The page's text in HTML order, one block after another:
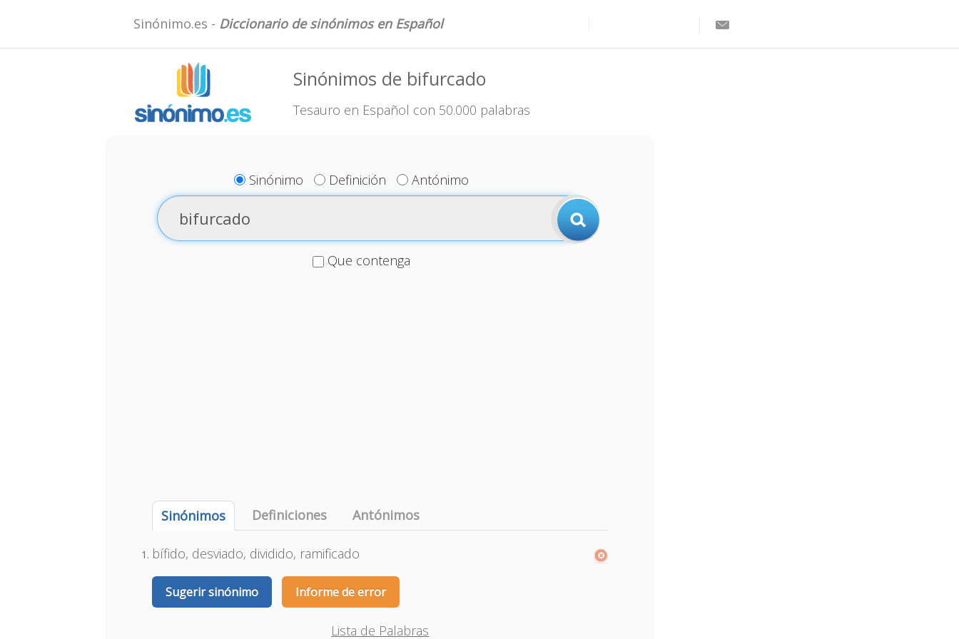
Sinónimo.es - Diccionario de sinónimos en Español
Sinónimos de bifurcado
Tesauro en Español con 50.000 palabras
Sinónimo Definición Antónimo
Que contenga
Sinónimos Definiciones Antónimos
bífido, desviado, dividido, ramificado
Sugerir sinónimo Informe de error
Lista de Palabras